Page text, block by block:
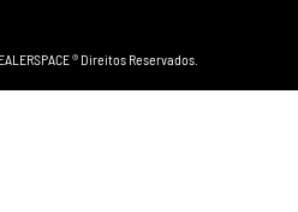
® Direitos Reservados.